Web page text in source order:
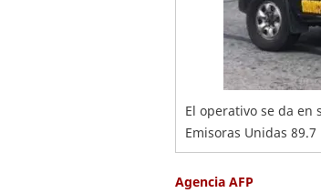
El operativo se da
Emisoras Unidas 89.7
Agencia AFP